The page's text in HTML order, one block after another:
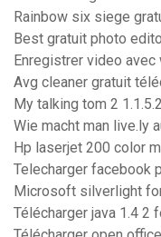
Rainbow six siege
Best gratuit photo
Enregistrer video
Avg cleaner gratuit
My talking tom 2
Wie macht man live.ly
Hp laserjet 200 color
Telecharger facebook
Microsoft silverlight
Télécharger java 1.4 2